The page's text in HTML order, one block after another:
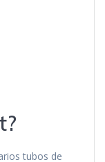
tubos de